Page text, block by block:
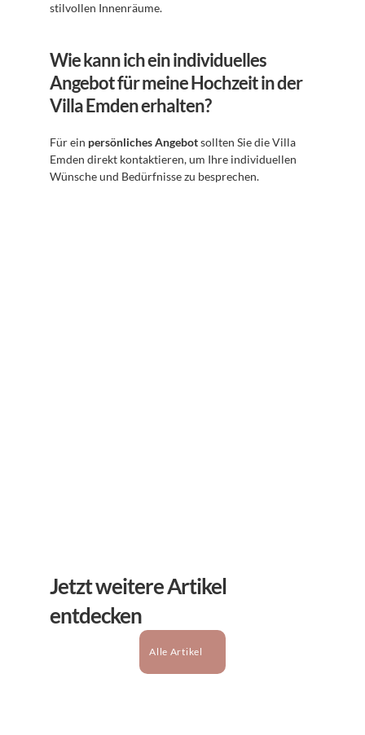
stilvollen Innenräume.
Wie kann ich ein individuelles
Angebot für meine Hochzeit in der
Villa Emden erhalten?
Für ein persönliches Angebot sollten Sie die Villa
Emden direkt kontaktieren, um Ihre individuellen
Wünsche und Bedürfnisse zu besprechen.
Jetzt weitere Artikel
entdecken
Alle Artikel